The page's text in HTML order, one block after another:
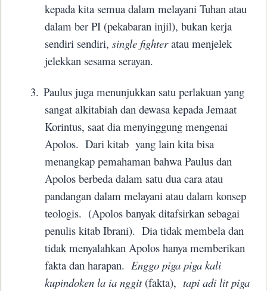
kepada kita semua dalam melayani Tuhan atau
dalam ber PI (pekabaran injil), bukan kerja
sendiri sendiri, single fighteratau menjelek
jelekkan sesama serayan.
3. Paulus juga menunjukkan satu perlakuan yang
sangat alkitabiah dan dewasa kepada Jemaat
Korintus, saat dia menyinggung mengenai
Apolos. Dari kitab yang lain kita bisa
menangkap pemahaman bahwa Paulus dan
Apolos berbeda dalam satu dua cara atau
pandangan dalam melayani atau dalam konsep
teologis. (Apolos banyak ditafsirkan sebagai
penulis kitab Ibrani). Dia tidak membela dan
tidak menyalahkan Apolos hanya memberikan
fakta dan harapan. Enggo piga piga kali
kupindoken la ia nggit(fakta), tapi adi lit piga